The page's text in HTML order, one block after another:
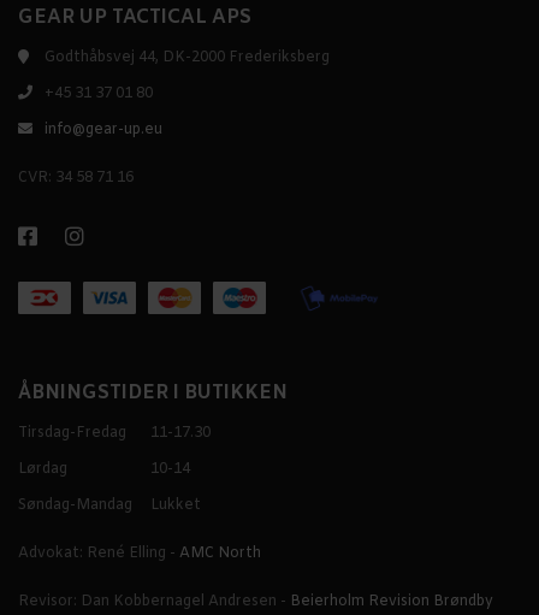
GEAR UP TACTICAL APS
Godthåbsvej 44, DK-2000 Frederiksberg
+45 31 37 01 80
info@gear-up.eu
CVR: 34 58 71 16
ÅBNINGSTIDER I BUTIKKEN
Tirsdag-Fredag
11-17.30
Lørdag
10-14
Søndag-Mandag
Lukket
Advokat: René Elling - AMC North
Revisor: Dan Kobbernagel Andresen - Beierholm Revision Brøndby